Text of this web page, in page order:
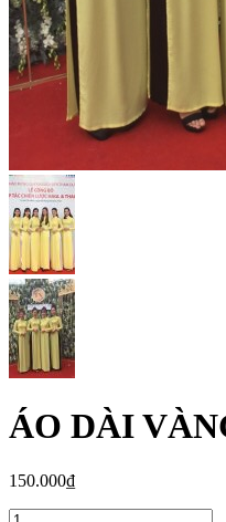
ÁO DÀI
150.000₫